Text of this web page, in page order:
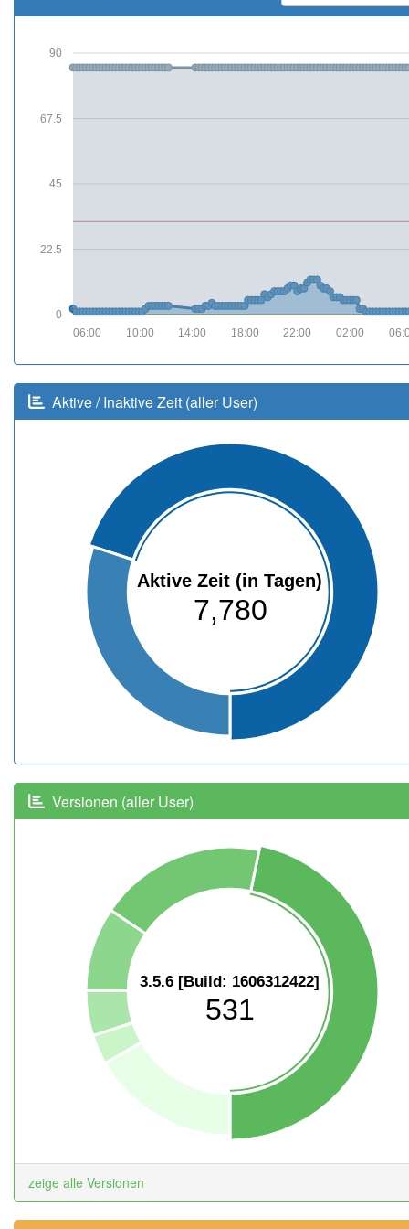
0
22.5
45
67.5
90
02:00
22:00
18:00
14:00
10:00
06:00
Aktive / Inaktive Zeit (aller User)
Aktive Zeit (in Tagen)
7,780
Versionen (aller User)
3.5.6 [Build: 1606312422]
531
zeige alle Versionen